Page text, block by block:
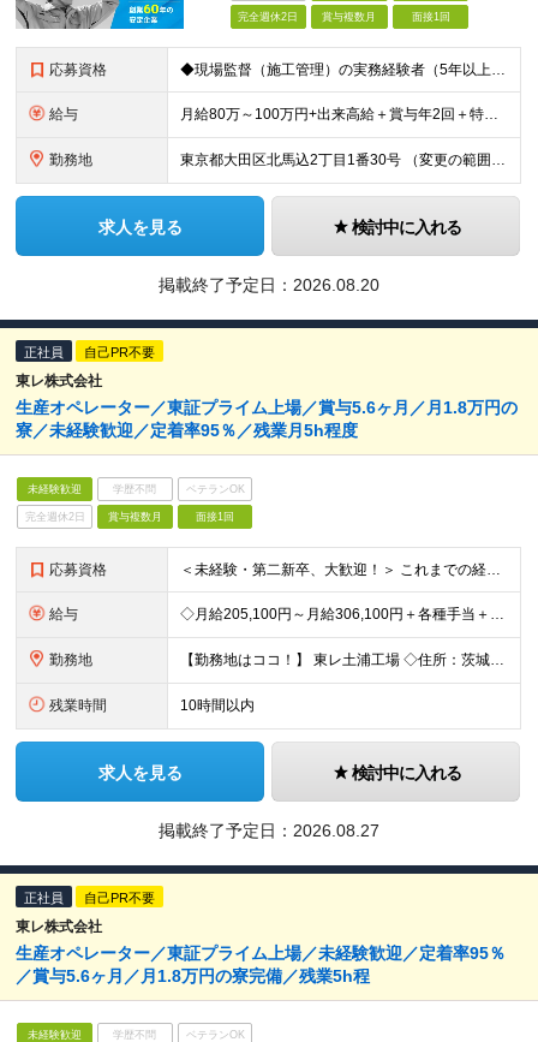
完全週休2日 賞与複数月 面接1回
応募資格 ◆現場監督（施工管理）の実務経験者（5年以上） ※給排水・空調設備の経験がある方歓迎 ◆普通自動車免許（AT限定可） ◆学歴・年齢不問 《こんな方をお待ちしています》 ◎頑張りを正当に評価されたい方
給与 月給80万～100万円+出来高給＋賞与年2回＋特別賞与年1回 ※固定残業代（20万5,000円～25万6,240円）含む。45時間を超える時間外労働は追加で支給。 ※特別賞与は業績による。 ※給与額
勤務地 東京都大田区北馬込2丁目1番30号 （変更の範囲）上記以外を除く当社関連勤務地
求人を見る 検討中に入れる
掲載終了予定日： 2026.08.20
正社員 自己PR不要
東レ株式会社
生産オペレーター／東証プライム上場／賞与5.6ヶ月／月1.8万円の
寮／未経験歓迎／定着率95％／残業月5h程度
未経験歓迎 学歴不問 ベテランOK
完全週休2日 賞与複数月 面接1回
応募資格 ＜未経験・第二新卒、大歓迎！＞ これまでの経験やスキルは一切問いません！ 「これから頑張りたい」という意欲を重視した採用です◎ 【必須資格】 ・高卒以上の方 ＜こんな想いを持つ方を歓迎します！＞
給与 ◇月給205,100円～月給306,100円＋各種手当＋賞与年2回 ※一律支給：交代手当（2万5,000円）が月給に含まれます。 ※経験・能力を考慮したうえで決定 ※時間外手当は別途、全額支給 ※試
勤務地 【勤務地はココ！】 東レ土浦工場 ◇住所：茨城県土浦市北神立町2-1 ★嬉しい【転勤なし】！腰を据えて働けます！ ＜気になるアクセス方法は？＞ 【マイカー・バイク通勤の方】 もちろん車通勤OK！（広
残業時間 10時間以内
求人を見る 検討中に入れる
掲載終了予定日： 2026.08.27
正社員 自己PR不要
東レ株式会社
生産オペレーター／東証プライム上場／未経験歓迎／定着率95％
／賞与5.6ヶ月／月1.8万円の寮完備／残業5h程
未経験歓迎 学歴不問 ベテランOK